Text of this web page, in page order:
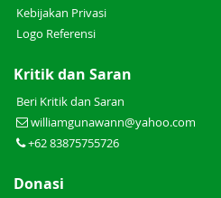
Kebijakan Privasi
Logo Referensi
Kritik dan Saran
Beri Kritik dan Saran
williamgunawann@yahoo.com
+62 83875755726
Donasi